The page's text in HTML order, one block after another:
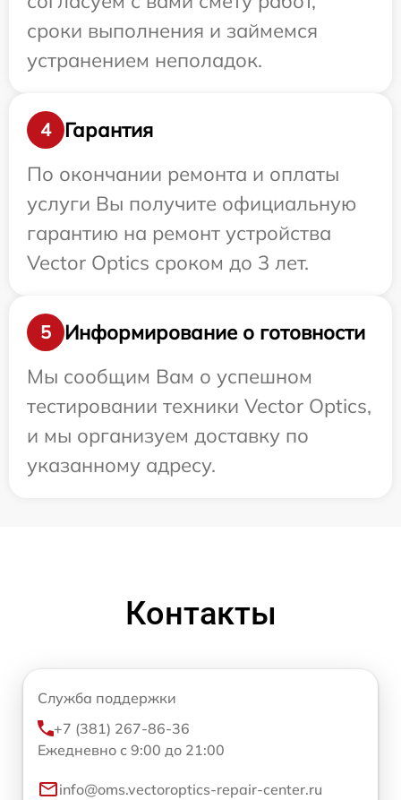
сроки выполнения и займемся
устранением неполадок.
4
Гарантия
По окончании ремонта и оплаты
услуги Вы получите официальную
гарантию на ремонт устройства
Vector Optics сроком до 3 лет.
5
Информирование о готовности
Мы сообщим Вам о успешном
тестировании техники Vector Optics,
и мы организуем доставку по
указанному адресу.
Контакты
Служба поддержки
+7 (381) 267-86-36
Ежедневно с 9:00 до 21:00
info@oms.vectoroptics-repair-center.ru